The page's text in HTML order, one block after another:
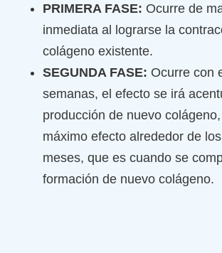
PRIMERA FASE: Ocurre de
inmediata al lograrse la
colágeno existente.
SEGUNDA FASE: Ocurre con
semanas, el efecto se irá
producción de nuevo
máximo efecto alrededor de
meses, que es cuando se
formación de nuevo colágeno.